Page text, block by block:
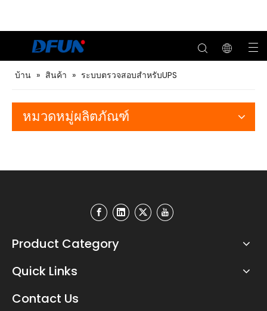
บ้าน » สินค้า » ระบบตรวจสอบสำหรับUPS
หมวดหมู่ผลิตภัณฑ์
Product Category
Quick Links
Contact Us